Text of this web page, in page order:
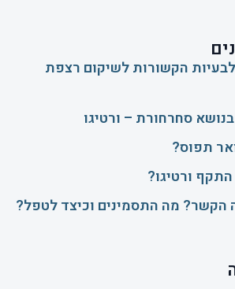
הקשורות לשיקום רצפת
סחרחורת – ורטיגו
תפוס?
ורטיגו?
הקשר? מה התסמינים וכיצד לטפל?